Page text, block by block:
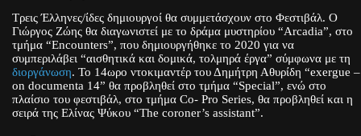
Τρεις Έλληνες/ίδες δημιουργοί θα συμμετάσχουν στο Φεστιβάλ. Ο
Γιώργος Ζώης θα διαγωνιστεί με το δράμα μυστηρίου “Arcadia”, στο
τμήμα “Encounters”, που δημιουργήθηκε το 2020 για να
συμπεριλάβει “αισθητικά και δομικά, τολμηρά έργα” σύμφωνα με τη
διοργάνωση. Το 14ωρο ντοκιμαντέρ του Δημήτρη Αθυρίδη “exergue –
on documenta 14” θα προβληθεί στο τμήμα “Special”, ενώ στο
πλαίσιο του φεστιβάλ, στο τμήμα Co- Pro Series, θα προβληθεί και η
σειρά της Ελίνας Ψύκου “The coroner’s assistant”.